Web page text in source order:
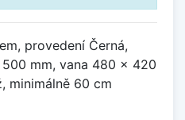
provedení Černá,
mm, vana 480 x 420
minimálně 60 cm